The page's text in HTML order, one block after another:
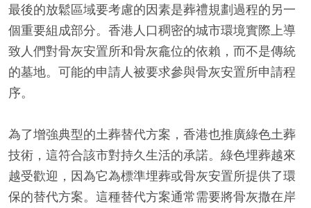
最後的放鬆區域要考慮的因素是葬禮規劃過程的另一
個重要組成部分。香港人口稠密的城市環境實際上導
致人們對骨灰安置所和骨灰龕位的依賴，而不是傳統
的墓地。可能的申請人被要求參與骨灰安置所申請程
序。
為了增強典型的土葬替代方案，香港也推廣綠色土葬
技術，這符合該市對持久生活的承諾。綠色埋葬越來
越受歡迎，因為它為標準埋葬或骨灰安置所提供了環
保的替代方案。這種替代方案通常需要將骨灰撒在岸